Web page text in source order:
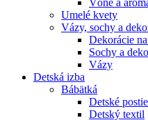
Umelé kvety
Vázy, sochy a
Dekorácie
Sochy a
Vázy
Detská izba
Bábätká
Detské
Detský textil